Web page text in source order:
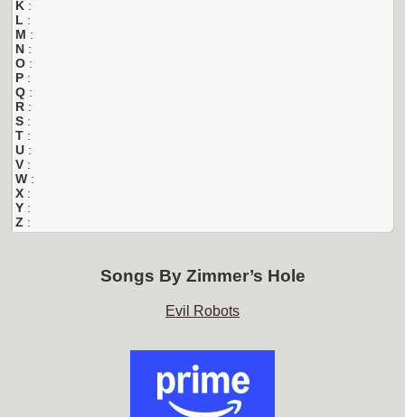
K :
L :
M :
N :
O :
P :
Q :
R :
S :
T :
U :
V :
W :
X :
Y :
Z :
Songs By Zimmer’s Hole
Evil Robots